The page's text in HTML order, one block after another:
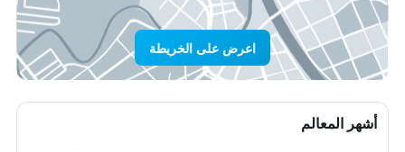
اعرض على الخريطة
أشهر المعالم